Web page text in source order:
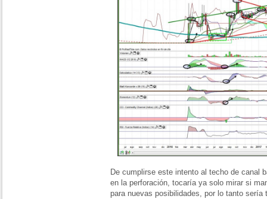
De cumplirse este intento al techo de canal
en la perforación, tocaría ya solo mirar si
para nuevas posibilidades, por lo tanto